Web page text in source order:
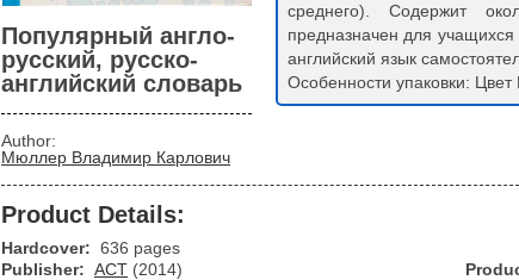
Популярный англо-
русский, русско-
английский словарь
Author:
Мюллер Владимир Карлович
среднего). Содержит
предназначен для
английский язык
Особенности упаковки:
Product Details:
Hardcover: 636 pages
Publisher: АСТ (2014)